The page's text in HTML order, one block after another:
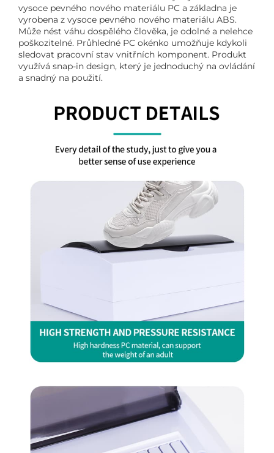
vysoce pevného nového materiálu PC a základna je
vyrobena z vysoce pevného nového materiálu ABS.
Může nést váhu dospělého člověka, je odolné a nelehce
poškozitelné. Průhledné PC okénko umožňuje kdykoli
sledovat pracovní stav vnitřních komponent. Produkt
využívá snap-in design, který je jednoduchý na ovládání
a snadný na použití.